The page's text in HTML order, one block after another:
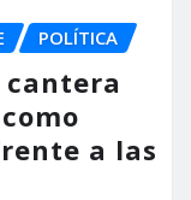
POLÍTICA
a las